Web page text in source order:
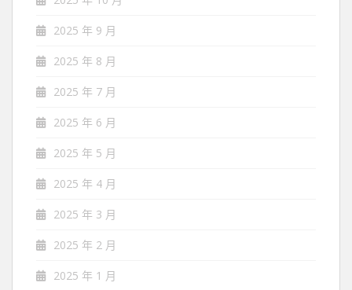
2025 年 9 月
2025 年 8 月
2025 年 7 月
2025 年 6 月
2025 年 5 月
2025 年 4 月
2025 年 3 月
2025 年 2 月
2025 年 1 月